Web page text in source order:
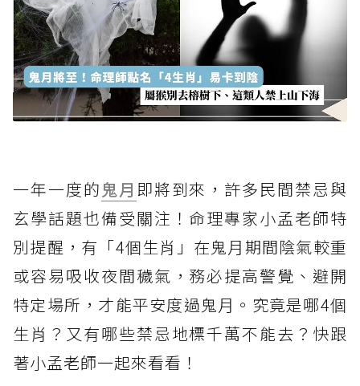
一年一度的 鬼月 即將到來，許多民間禁忌與
玄學話題也備受關注！命理專家小孟老師特
別提醒，有「4個生肖」在鬼月期間陰氣較重
或容易吸收夜間穢氣，務必提高警覺、避開
特定場所，才能平安度過鬼月。究竟是哪4個
生肖？又有哪些禁忌地標千萬不能去？快跟
著小孟老師一起來看看！